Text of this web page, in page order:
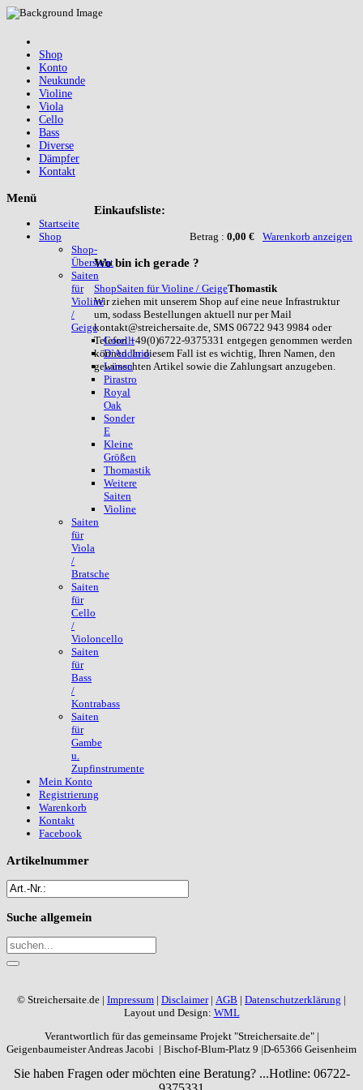
Shop
Konto
Neukunde
Violine
Viola
Cello
Bass
Diverse
Dämpfer
Kontakt
Einkaufsliste:
Betrag : 0,00 € Warenkorb anzeigen
Wobin ich gerade ?
ShopSaiten für Violine / GeigeThomastik
Wir ziehen mit unserem Shop auf eine neue Infrastruktur
um, sodass Bestellungen aktuell nur per Mail
kontakt@streichersaite.de, SMS 06722 943 9984 oder
Telefon +49(0)6722-9375331 entgegen genommen werden
können. In diesem Fall ist es wichtig, Ihren Namen, den
gewünschten Artikel sowie die Zahlungsart anzugeben.
Menü
Startseite
Shop
Shop-
Übersicht
Saiten
für
Violine
/
Geige
Corelli
D`Addario
Larsen
Pirastro
Royal
Oak
Sonder
E
Kleine
Größen
Thomastik
Weitere
Saiten
Violine
Saiten
für
Viola
/
Bratsche
Saiten
für
Cello
/
Violoncello
Saiten
für
Bass
/
Kontrabass
Saiten
für
Gambe
u.
Zupfinstrumente
Mein Konto
Registrierung
Warenkorb
Kontakt
Facebook
Artikelnummer
Suche allgemein
© Streichersaite.de | Impressum | Disclaimer| AGB | Datenschutzerklärung |
Layout und Design: WML
Verantwortlich für das gemeinsame Projekt "Streichersaite.de" |
Geigenbaumeister Andreas Jacobi | Bischof-Blum-Platz 9 |D-65366 Geisenheim
Sie haben Fragen oder möchten eine Beratung? ...Hotline: 06722-